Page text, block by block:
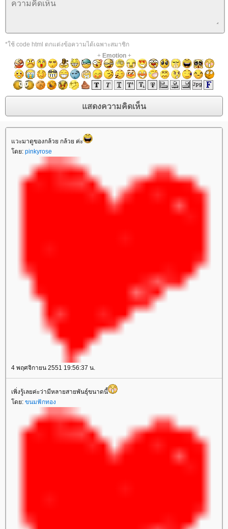
*ใช้ code html ตกแต่งข้อความได้เฉพาะสมาชิก
+ Emotion+
แวะมาดูของกล้วย กล้วย ค่ะ
โดย: pinkyrose
4 พฤศจิกายน 2551 19:56:37 น.
เพิ่งรู้เลยค่ะว่ามีหลายสายพันธุ์ขนาดนี้
โดย: ขนมฟักทอง